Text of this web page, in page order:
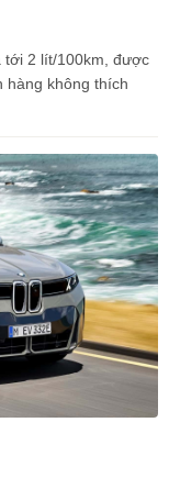
tới 2 lít/100km, được
hàng không thích